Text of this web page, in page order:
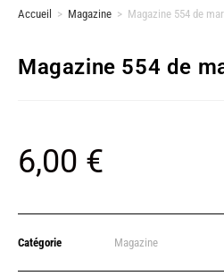
Accueil > Magazine > Magazine 554 de
Magazine 554 de
6,00 €
Catégorie Magazine